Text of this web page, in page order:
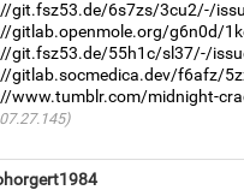
git.fsz53.de/6s7zs/3cu2/-/
gitlab.openmole.org/g6n0d/
git.fsz53.de/55h1c/sl37/-/
gitlab.socmedica.dev/f6afz/
www.tumblr.com/midnight-